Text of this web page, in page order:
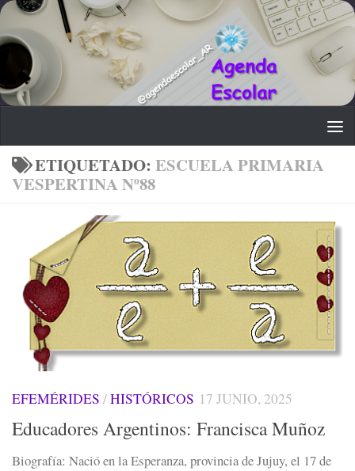
Saltar al contenido
ETIQUETADO: ESCUELA PRIMARIA
VESPERTINA Nº88
EFEMÉRIDES /HISTÓRICOS 17 JUNIO, 2025
Educadores Argentinos: Francisca Muñoz
Biografía: Nació en la Esperanza, provincia de Jujuy, el 17 de